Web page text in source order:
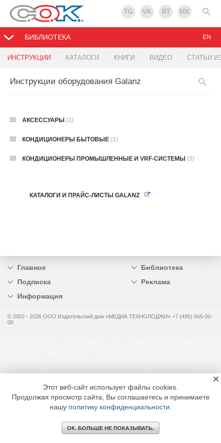
TG VK RT MX
БИБЛИОТЕКА
ИНСТРУКЦИИ КАТАЛОГИ КНИГИ ВИДЕО СТАТЬИ
EN
Инструкции оборудования Galanz
АКСЕССУАРЫ (1)
КОНДИЦИОНЕРЫ БЫТОВЫЕ (1)
КОНДИЦИОНЕРЫ ПРОМЫШЛЕННЫЕ И VRF-СИСТЕМЫ (3)
КАТАЛОГИ И ПРАЙС-ЛИСТЫ GALANZ
Главное
Библиотека
Подписка
Реклама
Информация
© 2002 - 2026 OOO Издательский дом «МЕДИА ТЕХНОЛОДЖИ» +7 (495) 665-00-
00
Этот веб-сайт использует файлы cookies.
Продолжая просмотр сайта, Вы соглашаетесь и принимаете
нашу политику конфиденциальности
ОК. БОЛЬШЕ НЕ ПОКАЗЫВАТЬ.
×